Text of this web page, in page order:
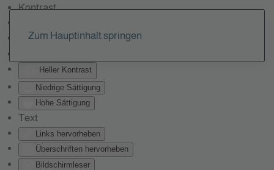
Kontrast
Monochrom
Heller Kontrast
Niedrige Sättigung
Hohe Sättigung
Text
Links hervorheben
Überschriften hervorheben
Bildschirmleser
Zum Hauptinhalt springen